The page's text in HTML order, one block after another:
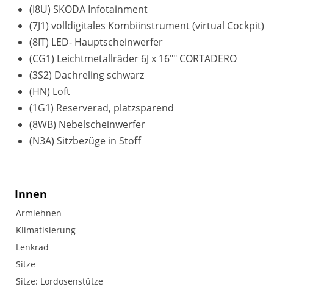
(I8U) SKODA Infotainment
(7J1) volldigitales Kombiinstrument (virtual Cockpit)
(8IT) LED- Hauptscheinwerfer
(CG1) Leichtmetallräder 6J x 16"" CORTADERO
(3S2) Dachreling schwarz
(HN) Loft
(1G1) Reserverad, platzsparend
(8WB) Nebelscheinwerfer
(N3A) Sitzbezüge in Stoff
Innen
Armlehnen
Klimatisierung
Lenkrad
Sitze
Sitze: Lordosenstütze